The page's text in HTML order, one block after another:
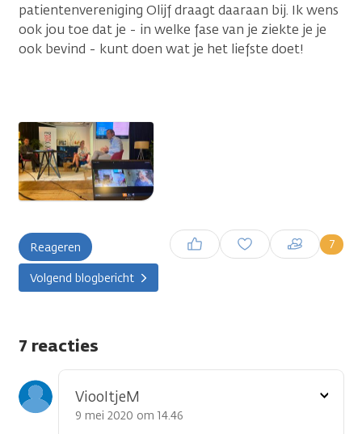
patientenvereniging Olijf draagt daaraan bij. Ik wens
ook jou toe dat je - in welke fase van je ziekte je je
ook bevind - kunt doen wat je het liefste doet!
Reageren 7
Inloggen om een reactie te
plaatsen
Volgend blogbericht
7 reacties
ViooltjeM
9 mei 2020 om 14.46
Toon